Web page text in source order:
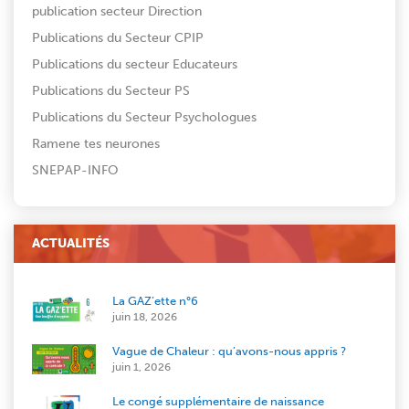
publication secteur Direction
Publications du Secteur CPIP
Publications du secteur Educateurs
Publications du Secteur PS
Publications du Secteur Psychologues
Ramene tes neurones
SNEPAP-INFO
ACTUALITÉS
La GAZ’ette n°6
juin 18, 2026
Vague de Chaleur : qu’avons-nous appris ?
juin 1, 2026
Le congé supplémentaire de naissance